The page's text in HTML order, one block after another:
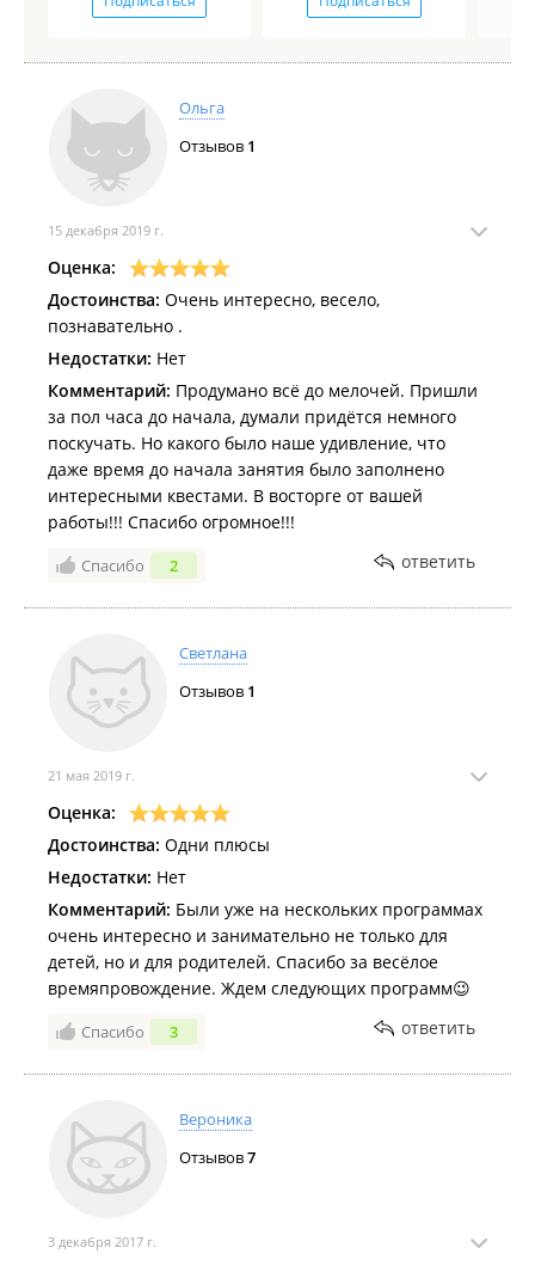
Ольга
Отзывов 1
15 декабря 2019 г.
Оценка:
Достоинства: Очень интересно, весело,
познавательно .
Недостатки: Нет
Комментарий: Продумано всё до мелочей. Пришли
за пол часа до начала, думали придётся немного
поскучать. Но какого было наше удивление, что
даже время до начала занятия было заполнено
интересными квестами. В восторге от вашей
работы!!! Спасибо огромное!!!
Спасибо 2 ответить
Светлана
Отзывов 1
21 мая 2019 г.
Оценка:
Достоинства: Одни плюсы
Недостатки: Нет
Комментарий: Были уже на нескольких программах
очень интересно и занимательно не только для
детей, но и для родителей. Спасибо за весёлое
времяпровождение. Ждем следующих программ😉
Спасибо 3 ответить
Вероника
Отзывов7
3 декабря 2017 г.